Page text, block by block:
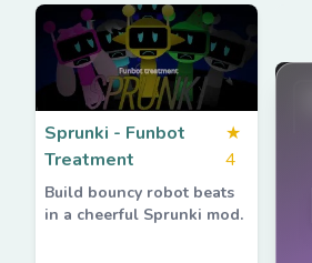
Sprunki - Funbot
Treatment
★
4
Build bouncy robot beats
in a cheerful Sprunki mod.